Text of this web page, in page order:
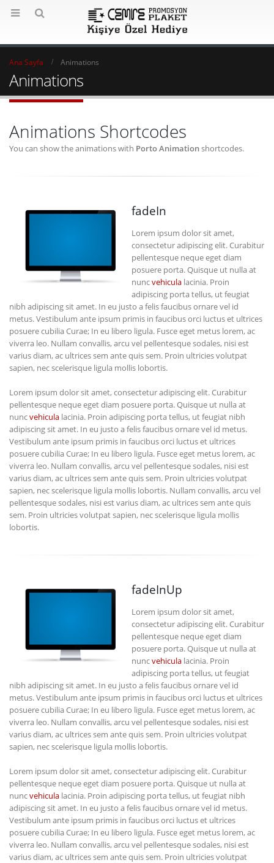
Ana Sayfa Animations
Animations
Animations Shortcodes
You can show the animations with Porto Animationshortcodes.
fadeIn
Lorem ipsum dolor sit amet,
consectetur adipiscing elit. Curabitur
pellentesque neque eget diam
posuere porta. Quisque ut nulla at
nuncvehicula lacinia. Proin
adipiscing porta tellus, ut feugiat
nibh adipiscing sit amet. In eu justo a felis faucibus ornare vel id
metus. Vestibulum ante ipsum primis in faucibus orci luctus et ultrices
posuere cubilia Curae; In eu libero ligula. Fusce eget metus lorem, ac
viverra leo. Nullam convallis, arcu vel pellentesque sodales, nisi est
varius diam, ac ultrices sem ante quis sem. Proin ultricies volutpat
sapien, nec scelerisque ligula mollis lobortis.
Lorem ipsum dolor sit amet, consectetur adipiscing elit. Curabitur
pellentesque neque eget diam posuere porta. Quisque ut nulla at
nuncvehicula lacinia. Proin adipiscing porta tellus, ut feugiat nibh
adipiscing sit amet. In eu justo a felis faucibus ornare vel id metus.
Vestibulum ante ipsum primis in faucibus orci luctus et ultrices
posuere cubilia Curae; In eu libero ligula. Fusce eget metus lorem, ac
viverra leo. Nullam convallis, arcu vel pellentesque sodales, nisi est
varius diam, ac ultrices sem ante quis sem. Proin ultricies volutpat
sapien, nec scelerisque ligula mollis lobortis. Nullam convallis, arcu vel
pellentesque sodales, nisi est varius diam, ac ultrices sem ante quis
sem. Proin ultricies volutpat sapien, nec scelerisque ligula mollis
lobortis.
fadeInUp
Lorem ipsum dolor sit amet,
consectetur adipiscing elit. Curabitur
pellentesque neque eget diam
posuere porta. Quisque ut nulla at
nuncvehicula lacinia. Proin
adipiscing porta tellus, ut feugiat
nibh adipiscing sit amet. In eu justo a felis faucibus ornare vel id
metus. Vestibulum ante ipsum primis in faucibus orci luctus et ultrices
posuere cubilia Curae; In eu libero ligula. Fusce eget metus lorem, ac
viverra leo. Nullam convallis, arcu vel pellentesque sodales, nisi est
varius diam, ac ultrices sem ante quis sem. Proin ultricies volutpat
sapien, nec scelerisque ligula mollis lobortis.
Lorem ipsum dolor sit amet, consectetur adipiscing elit. Curabitur
pellentesque neque eget diam posuere porta. Quisque ut nulla at
nuncvehicula lacinia. Proin adipiscing porta tellus, ut feugiat nibh
adipiscing sit amet. In eu justo a felis faucibus ornare vel id metus.
Vestibulum ante ipsum primis in faucibus orci luctus et ultrices
posuere cubilia Curae; In eu libero ligula. Fusce eget metus lorem, ac
viverra leo. Nullam convallis, arcu vel pellentesque sodales, nisi est
varius diam, ac ultrices sem ante quis sem. Proin ultricies volutpat